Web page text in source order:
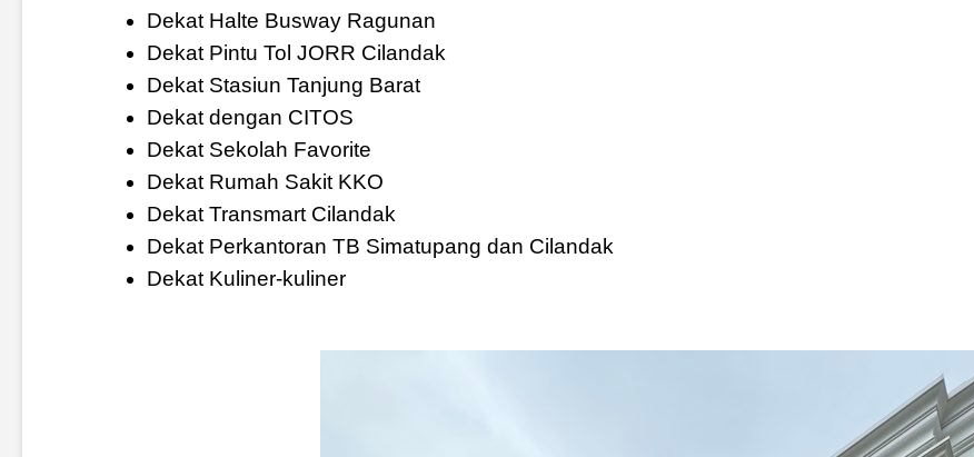
Dekat Halte Busway Ragunan
Dekat Pintu Tol JORR Cilandak
Dekat Stasiun Tanjung Barat
Dekat dengan CITOS
Dekat Sekolah Favorite
Dekat Rumah Sakit KKO
Dekat Transmart Cilandak
Dekat Perkantoran TB Simatupang dan Cilandak
Dekat Kuliner-kuliner